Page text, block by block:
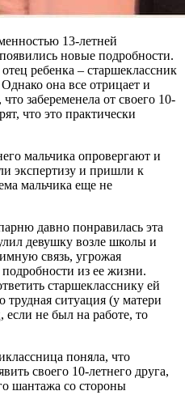
13-летней
новые подробности.
ребенка – старшеклассник
она все отрицает и
забеременела от своего 10-
что это практически
мальчика опровергают и
экспертизу и пришли к
мальчика еще не
давно понравилась эта
девушку возле школы и
связь, угрожая
подробности из ее жизни.
старшекласснику ей
трудная ситуация (у матери
если не был на работе, то
поняла, что
своего 10-летнего друга,
шантажа со стороны